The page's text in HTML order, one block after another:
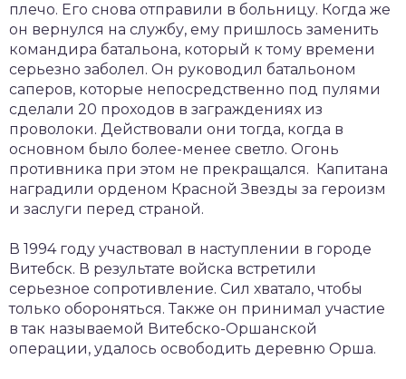
плечо. Его снова отправили в больницу. Когда же
он вернулся на службу, ему пришлось заменить
командира батальона, который к тому времени
серьезно заболел. Он руководил батальоном
саперов, которые непосредственно под пулями
сделали 20 проходов в заграждениях из
проволоки. Действовали они тогда, когда в
основном было более-менее светло. Огонь
противника при этом не прекращался. Капитана
наградили орденом Красной Звезды за героизм
и заслуги перед страной.
В 1994 году участвовал в наступлении в городе
Витебск. В результате войска встретили
серьезное сопротивление. Сил хватало, чтобы
только обороняться. Также он принимал участие
в так называемой Витебско-Оршанской
операции, удалось освободить деревню Орша.